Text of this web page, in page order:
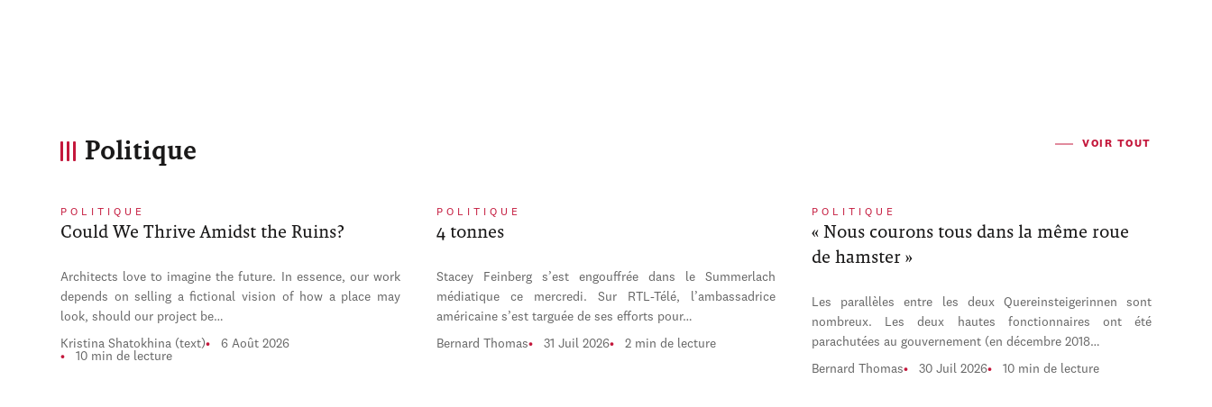
Politique VOIR TOUT
POLITIQUE
Could We Thrive Amidst the Ruins?
Architects love to imagine the future. In essence, our work
depends on selling a fictional vision of how a place may
look, should our project be…
Kristina Shatokhina (text)
6 Août 2026
10 min de lecture
POLITIQUE
4 tonnes
Stacey Feinberg s’est engouffrée dans le Summerlach
médiatique ce mercredi. Sur RTL-Télé, l’ambassadrice
américaine s’est targuée de ses efforts pour…
Bernard Thomas 31 Juil 2026 2 min de lecture
POLITIQUE
« Nous courons tous dans la même roue
de hamster »
Les parallèles entre les deux Quereinsteigerinnen sont
nombreux. Les deux hautes fonctionnaires ont été
parachutées au gouvernement (en décembre 2018…
Bernard Thomas 30 Juil 2026 10 min de lecture